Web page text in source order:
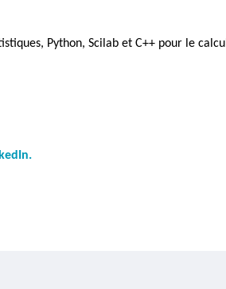
Python, Scilab et C++ pour le calcul
.